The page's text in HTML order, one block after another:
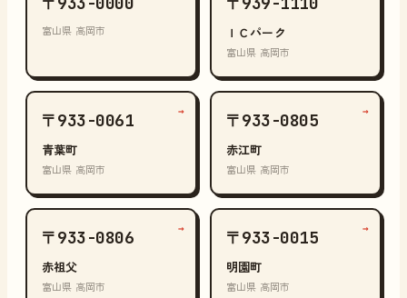
富山県 高岡市 ＩＣパーク
富山県 高岡市
〒933-0061
青葉町
富山県 高岡市
→ 〒933-0805
赤江町
富山県 高岡市
→
〒933-0806
赤祖父
富山県 高岡市
→ 〒933-0015
明園町
富山県 高岡市
→